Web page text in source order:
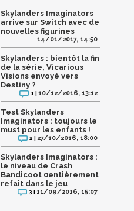
Skylanders Imaginators
arrive sur Switch avec de
nouvelles figurines
14/01/2017, 14:50
Skylanders : bientôt la fin
de la série, Vicarious
Visions envoyé vers
Destiny ?
1 |10/12/2016, 13:12
Test Skylanders
Imaginators : toujours le
must pour les enfants !
2 | 27/10/2016, 18:00
Skylanders Imaginators :
le niveau de Crash
Bandicoot 0entièrement
refait dans le jeu
3 |11/09/2016, 15:07